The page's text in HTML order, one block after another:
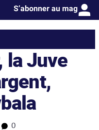
S’abonner au mag
la Juve
0